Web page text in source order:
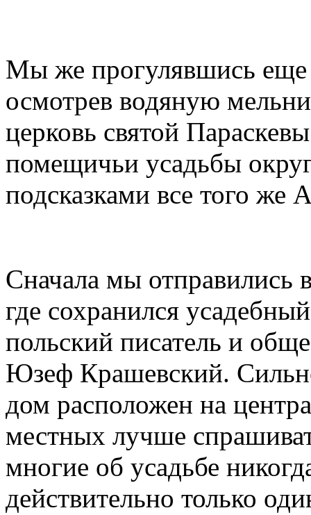
Мы же прогулявшись еще
осмотрев водяную
церковь святой
помещичьи усадьбы
подсказками все того же
Сначала мы отправились
где сохранился
польский писатель и
Юзеф Крашевский.
дом расположен на
местных лучше
многие об усадьбе
действительно только